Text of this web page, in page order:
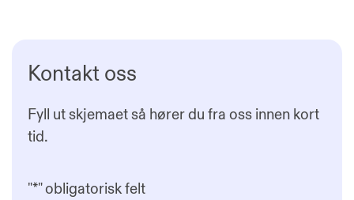
Kontakt oss
Fyll ut skjemaet så hører du fra oss innen kort
tid.
"*" obligatorisk felt